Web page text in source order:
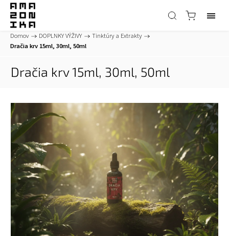
Domov / DOPLNKY VÝŽIVY / Tinktúry a Extrakty /
Dračia krv 15ml, 30ml, 50ml
Dračia krv 15ml, 30ml, 50ml